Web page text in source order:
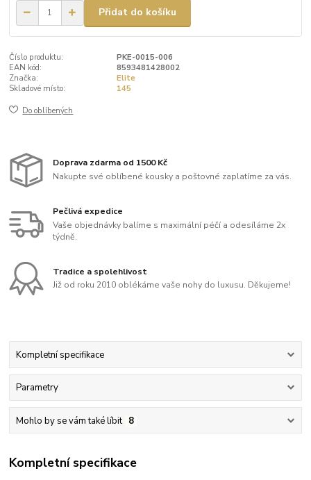
Přidat do košíku
Číslo produktu:
PKE-0015-006
EAN kód:
8593481428002
Značka:
Elite
Skladové místo:
145
Do oblíbených
Doprava zdarma od 1500 Kč
Nakupte své oblíbené kousky a poštovné zaplatíme za vás.
Pečlivá expedice
Vaše objednávky balíme s maximální péčí a odesíláme 2x
týdně.
Tradice a spolehlivost
Již od roku 2010 oblékáme vaše nohy do luxusu. Děkujeme!
Kompletní specifikace
Parametry
Mohlo by se vám také líbit 8
Kompletní specifikace